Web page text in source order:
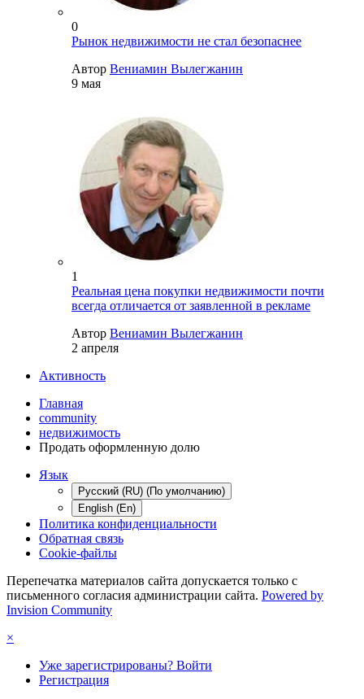
0
Рынок недвижимости не стал безопаснее
Автор Вениамин Вылегжанин
9 мая
1
Реальная цена покупки недвижимости почти
всегда отличается от заявленной в рекламе
Автор Вениамин Вылегжанин
2 апреля
Активность
Главная
community
недвижимость
Продать оформленную долю
Язык
Русский (RU) (По умолчанию)
English (En)
Политика конфиденциальности
Обратная связь
Cookie-файлы
Перепечатка материалов сайта допускается только с
письменного согласия администрации сайта. Powered by
Invision Community
×
Уже зарегистрированы? Войти
Регистрация